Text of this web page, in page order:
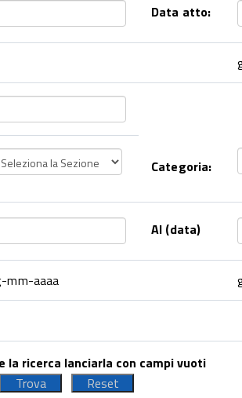
Data atto:
Categoria:
Al (data)
mm-aaaa
la ricerca lanciarla con campi vuoti